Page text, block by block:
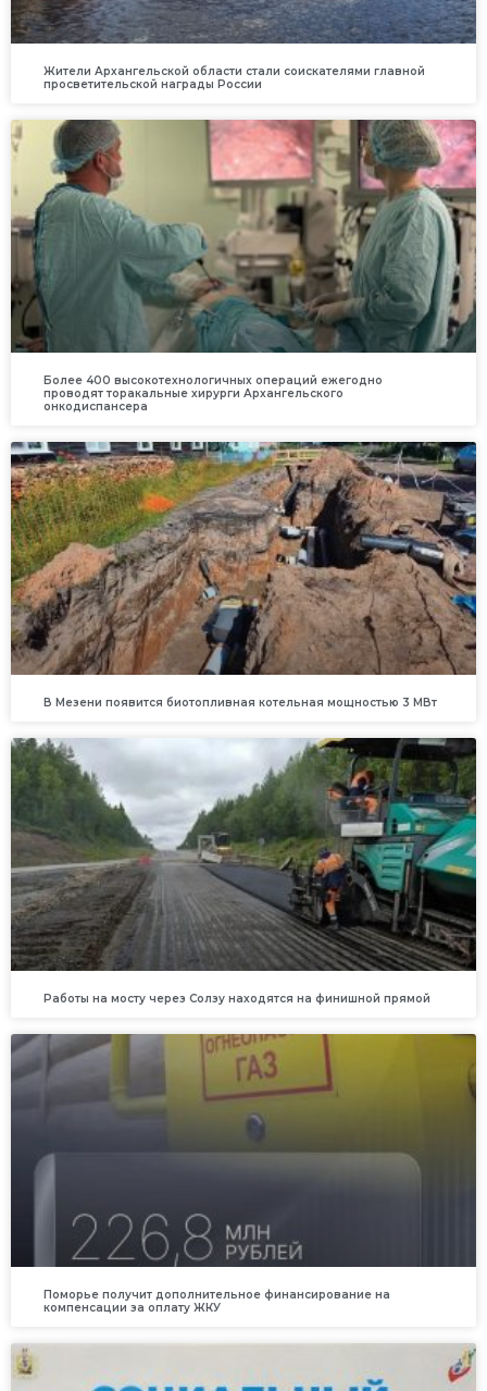
Жители Архангельской области стали соискателями главной
просветительской награды России
Более 400 высокотехнологичных операций ежегодно
проводят торакальные хирурги Архангельского
онкодиспансера
В Мезени появится биотопливная котельная мощностью 3 МВт
Работы на мосту через Солзу находятся на финишной прямой
Поморье получит дополнительное финансирование на
компенсации за оплату ЖКУ